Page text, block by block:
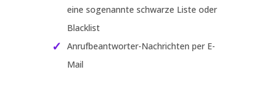
eine sogenannte schwarze Liste oder
Blacklist
Anrufbeantworter-Nachrichten per E-
Mail